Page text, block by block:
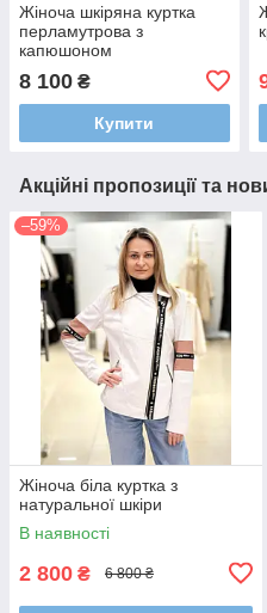
Жіноча шкіряна куртка
перламутрова з
капюшоном
8 100 ₴
Купити
Акційні пропозиції та
–59%
Жіноча біла куртка з
натуральної шкіри
В наявності
2 800 ₴ 6 800 ₴